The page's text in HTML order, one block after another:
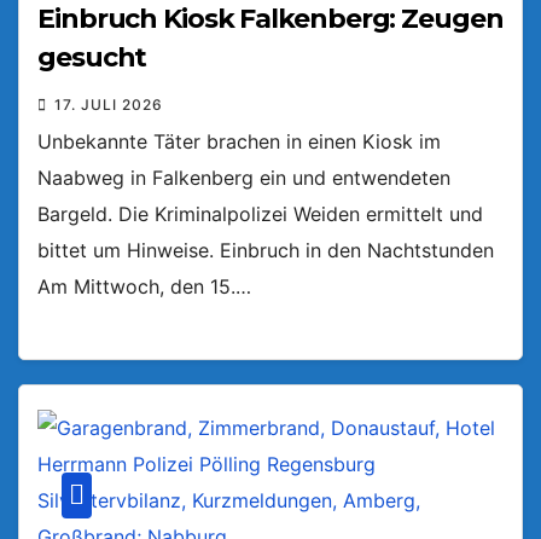
Einbruch Kiosk Falkenberg: Zeugen
gesucht
17. JULI 2026
Unbekannte Täter brachen in einen Kiosk im
Naabweg in Falkenberg ein und entwendeten
Bargeld. Die Kriminalpolizei Weiden ermittelt und
bittet um Hinweise. Einbruch in den Nachtstunden
Am Mittwoch, den 15.…